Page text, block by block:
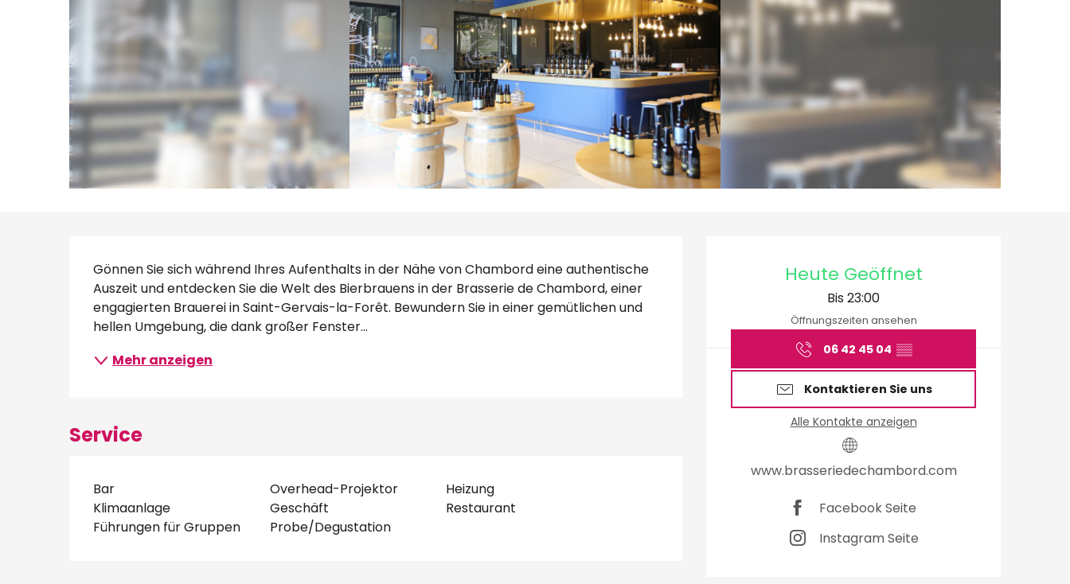
Öffnungszeiten &
Heute Geöffnet
Bis 23:00
Öffnungszeiten ansehen
06 42 45 04 ▒▒
Kontaktieren Sie uns
Alle Kontakte anzeigen
www.brasseriedechambord.com
Facebook Seite
Instagram Seite
Beschreibung
Gönnen Sie sich während Ihres Aufenthalts in der Nähe von Chambord eine authentische
Auszeit und entdecken Sie die Welt des Bierbrauens in der Brasserie de Chambord, einer
engagierten Brauerei in Saint-Gervais-la-Forêt. Bewundern Sie in einer gemütlichen und
hellen Umgebung, die dank großer Fenster...
Mehr anzeigen
Service
Bar Overhead-Projektor
Heizung
Klimaanlage
Geschäft
Restaurant
Führungen für Gruppen
Probe/Degustation